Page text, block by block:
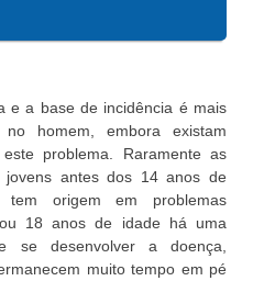
e a base de incidência é mais
homem, embora existam
problema. Raramente as
jovens antes dos 14 anos de
origem em problemas
18 anos de idade há uma
se desenvolver a doença,
muito tempo em pé